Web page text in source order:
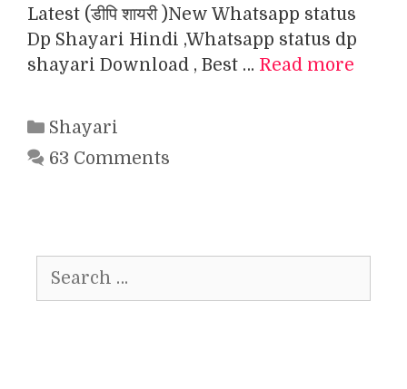
Latest (डीपि शायरी )New Whatsapp status
Dp Shayari Hindi ,Whatsapp status dp
shayari Download , Best … Read more
Categories
Shayari
63 Comments
for: